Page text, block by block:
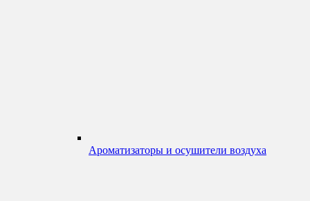
Ароматизаторы и осушители воздуха